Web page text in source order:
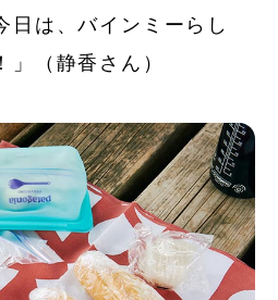
日は、バインミーらし
」（静香さん）